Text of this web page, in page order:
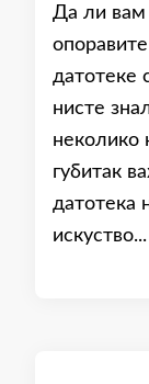
Да ли вам
датотеке
нисте
неколико
губитак
датотека
искуство...